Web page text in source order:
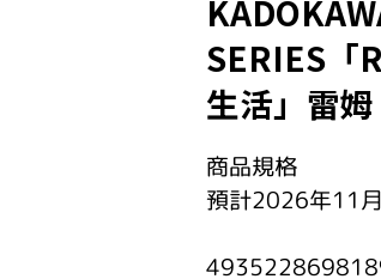
SERIES「
生活」雷姆
商品規格
預計2026年11